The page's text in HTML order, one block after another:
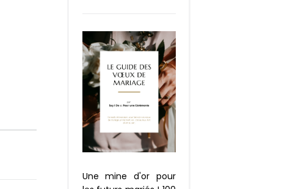
Une mine d'or pour